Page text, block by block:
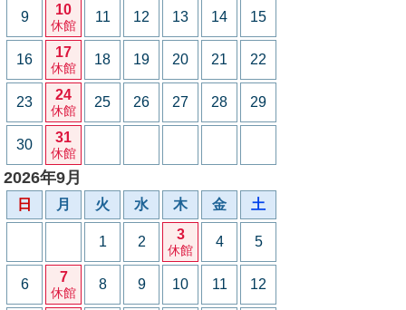
9 10
休館
11 12 13 14 15
16 17
休館
18 19 20 21 22
23 24
休館
25 26 27 28 29
30 31
休館
2026年9月
日 月 火 水 木 金 土
1 2 3
休館
4 5
6 7
休館
8 9 10 11 12